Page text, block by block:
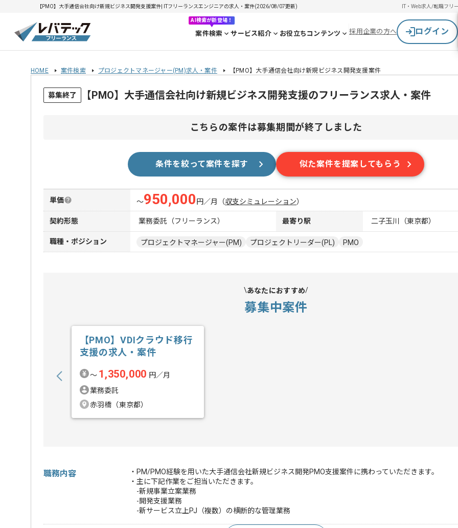
【PMO】大手通信会社向け新規ビジネス開発支援案件| ITフリーランスエンジニアの求人・案件(2026/08/07更新) IT・Web求人/転職フリ
AI検索が新登場！
案件検索 サービス紹介 お役立ちコンテンツ 採用企業の方へ ログイン
HOME 案件検索 プロジェクトマネージャー(PM)求人・案件 【PMO】大手通信会社向け新規ビジネス開発支援案件
募集終了 【PMO】大手通信会社向け新規ビジネス開発支援のフリーランス求人・案件
こちらの案件は募集期間が終了しました
条件を絞って案件を探す 似た案件を提案してもらう
単価 〜950,000 円／月 （収支シミュレーション）
契約形態 業務委託（フリーランス） 最寄り駅 二子玉川（東京都）
職種・ポジション プロジェクトマネージャー(PM) プロジェクトリーダー(PL) PMO
あなたにおすすめ
募集中案件
【PMO】VDIクラウド移行
支援の求人・案件
〜 1,350,000 円／月
業務委託
赤羽橋（東京都）
職務内容
・PM/PMO経験を用いた大手通信会社新規ビジネス開発PMO支援案件に携わっていただきます。
・主に下記作業をご担当いただきます。
-新規事業立案業務
-開発支援業務
-新サービス立上PJ（複数）の横断的な管理業務